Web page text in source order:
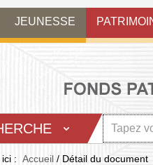
JEUNESSE
: Accueil / Détail du document